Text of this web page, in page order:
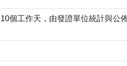
個工作天，由發證單位統計與公